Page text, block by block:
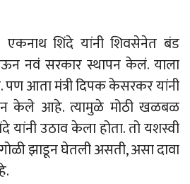
एकनाथ शिंदे यांनी शिवसेनेत बंड
नवं सरकार स्थापन केलं. याला
आता मंत्री दिपक केसरकर यांनी
केले आहे. त्यामुळे मोठी खळबळ
उठाव केला होता. तो यशस्वी
झाडून घेतली असती, असा दावा